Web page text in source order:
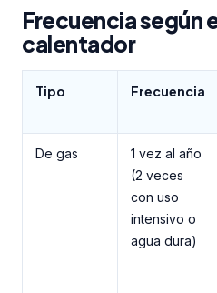
Frecuencia según
calentador
Tipo Frecuencia
De gas
1 vez al año
(2 veces
con uso
intensivo o
agua dura)